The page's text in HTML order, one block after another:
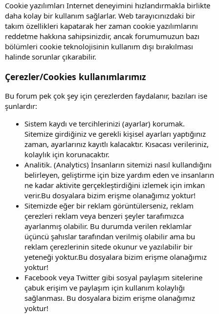
Cookie yazılımları Internet deneyimini hızlandırmakla birlikte
daha kolay bir kullanım sağlarlar. Web tarayıcınızdaki bir
takım özellikleri kapatarak her zaman cookie yazılımlarını
reddetme hakkına sahipsinizdir, ancak forumumuzun bazı
bölümleri cookie teknolojisinin kullanım dışı bırakılması
halinde sorunlar çıkarabilir.
Çerezler/Cookies kullanımlarımız
Bu forum pek çok şey için çerezlerden faydalanır, bazıları ise
şunlardır:
Sistem kaydı ve tercihlerinizi (ayarlar) korumak.
Sitemize girdiğiniz ve gerekli kişisel ayarları yaptığınız
zaman, ayarlarınız kayıtlı kalacaktır. Kısacası verileriniz,
kolaylık için korunacaktır.
Analitik. (Analytics) İnsanların sitemizi nasıl kullandığını
belirleyen, geliştirme için bize yardım eden ve insanların
ne kadar aktivite gerçekleştirdiğini izlemek için imkan
verir.Bu dosyalara bizim erişme olanağımız yoktur!
Sitemizde eğer bir reklam görüntülerseniz, reklam
çerezleri reklam veya benzeri şeyler tarafımızca
ayarlanmış olabilir. Bu durumda verilen reklamlar
üçüncü şahıslar tarafından verilmiş olabilir ama bu
reklam çerezlerinin sitede okunur ve yazılabilir bir
yeteneği yoktur.Bu dosyalara bizim erişme olanağımız
yoktur!
Facebook veya Twitter gibi sosyal paylaşım sitelerine
çabuk erişim ve paylaşım için kullanım kolaylığı
sağlanması. Bu dosyalara bizim erişme olanağımız
yoktur!